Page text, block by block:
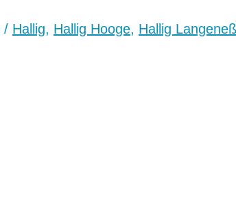
/ Hallig, Hallig Hooge, Hallig Langeneß